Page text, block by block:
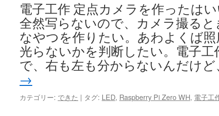
電子工作 定点カメラを作ったは
全然写らないので、カメラ撮る
なやつを作りたい。あわよくば
光らないかを判断したい。電子
で、右も左も分からないんだけ
→
カテゴリー: できた | タグ: LED, Raspberry Pi Zero WH, 電子工